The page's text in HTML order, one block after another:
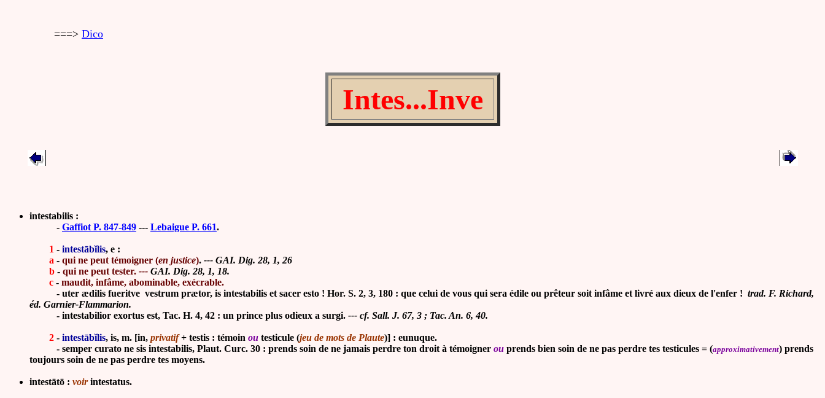
===> Dico
Intes...Inve
intestabilis :
- Gaffiot P. 847-849 --- Lebaigue P. 661.
1 - intestābĭlis, e :
a - qui ne peut témoigner (en justice). --- GAI. Dig. 28, 1, 26
b - qui ne peut tester. --- GAI. Dig. 28, 1, 18.
c - maudit, infâme, abominable, exécrable.
- uter ædilis fueritve vestrum prætor, is intestabilis et sacer esto ! Hor. S. 2, 3, 180 : que celui de vous qui sera édile ou prêteur soit infâme et livré aux dieux de l'enfer ! trad. F. Richard,
éd. Garnier-Flammarion.
- intestabilior exortus est, Tac. H. 4, 42 : un prince plus odieux a surgi. --- cf. Sall. J. 67, 3 ; Tac. An. 6, 40.
2 - intestābĭlis, is, m. [in, privatif+ testis : témoin ou testicule (jeu de mots de Plaute)] : eunuque.
- semper curato ne sis intestabilis, Plaut. Curc. 30 : prends soin de ne jamais perdre ton droit à témoigner ou prends bien soin de ne pas perdre tes testicules = (approximativement) prends
toujours soin de ne pas perdre tes moyens.
intestātō : voirintestatus.